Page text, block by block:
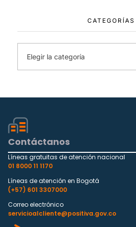
CATEGORÍAS
Contáctanos
Líneas gratuitas de atención nacional
01 8000 11 1170
Líneas de atención en Bogotá
(+57) 601 3307000
Correo electrónico
servicioalcliente@positiva.gov.co